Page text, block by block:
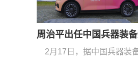
周治平出任中国兵器装
2月17日，据中国兵器装